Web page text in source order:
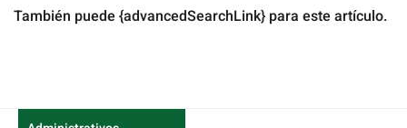
También puede {advancedSearchLink} para este artículo.